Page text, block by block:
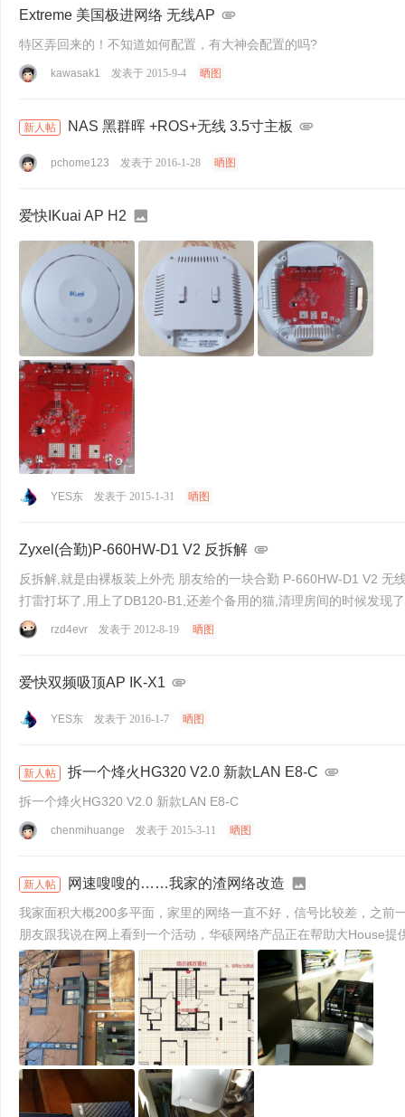
Extreme 美国极进网络 无线AP
特区弄回来的！不知道如何配置，有大神会配置的吗?
kawasak1 发表于 2015-9-4 晒图
新人帖 NAS 黑群晖 +ROS+无线 3.5寸主板
pchome123 发表于 2016-1-28 晒图
爱快IKuai AP H2
YES东 发表于 2015-1-31 晒图
Zyxel(合勤)P-660HW-D1 V2 反拆解
反拆解,就是由裸板装上外壳 朋友给的一块合勤 P-660HW-D1 V2
打雷打坏了,用上了DB120-B1,还差个备用的猫,清理房间的时候发现
rzd4evr 发表于 2012-8-19 晒图
爱快双频吸顶AP IK-X1
YES东 发表于 2016-1-7 晒图
新人帖 拆一个烽火HG320 V2.0 新款LAN E8-C
拆一个烽火HG320 V2.0 新款LAN E8-C
chenmihuange 发表于 2015-3-11 晒图
新人帖 网速嗖嗖的……我家的渣网络改造
我家面积大概200多平面，家里的网络一直不好，信号比较差，之前一
朋友跟我说在网上看到一个活动，华硕网络产品正在帮助大House